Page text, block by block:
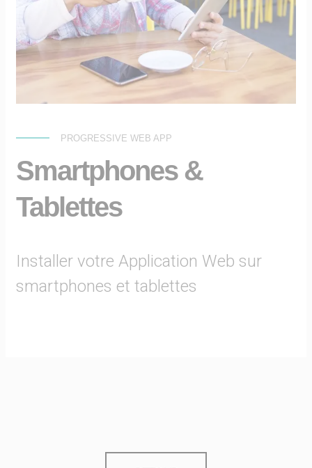
PROGRESSIVE WEB APP
Smartphones &
Tablettes
Installer votre Application Web sur
smartphones et tablettes